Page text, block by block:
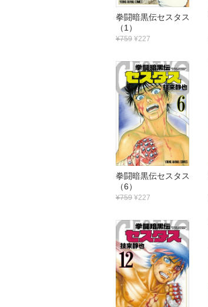
拳闘暗黒伝セスタス
（1）
¥759 ¥227
拳闘暗黒伝セスタス
（6）
¥759 ¥227